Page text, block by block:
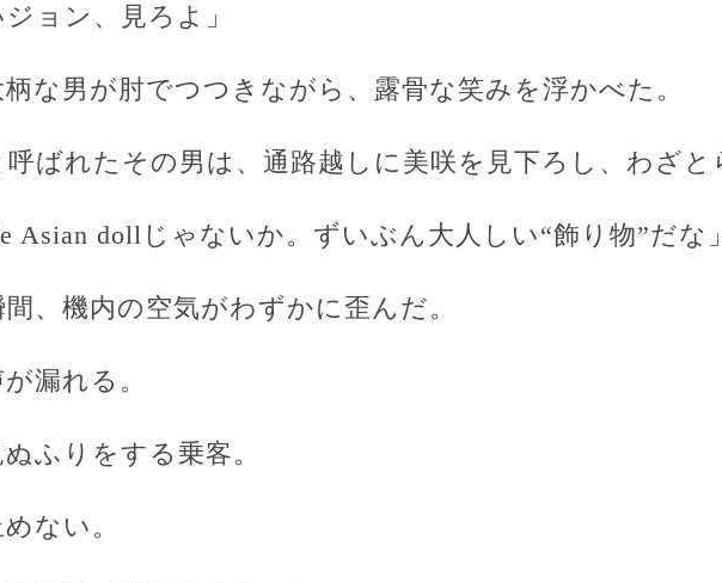
ジョン、見ろよ」
柄な男が肘でつつきながら、露骨な笑みを浮かべた。
呼ばれたその男は、通路越しに美咲を見下ろし、わざと
Asian dollじゃないか。ずいぶん大人しい“飾り物”だな」
、機内の空気がわずかに歪んだ。
漏れる。
ふりをする乗客。
ない。